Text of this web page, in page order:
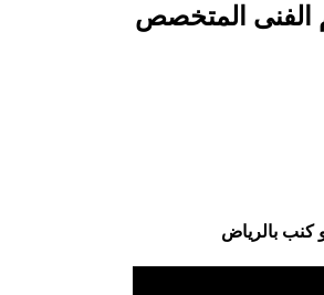
الفنى المتخصص
بالرياض